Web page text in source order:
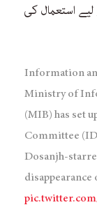
استعمال کی
Information
Ministry of
(MIB) has set
Committee
Dosanjh-